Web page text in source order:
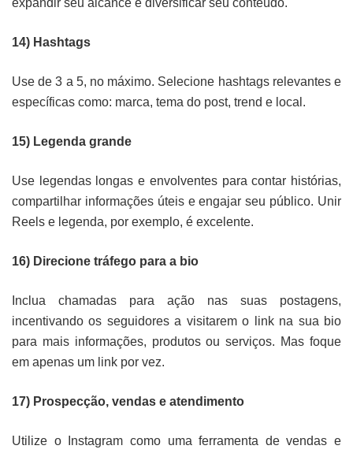
14) Hashtags
Use de 3 a 5, no máximo. Selecione hashtags relevantes e
específicas como: marca, tema do post, trend e local.
15) Legenda grande
Use legendas longas e envolventes para contar histórias,
compartilhar informações úteis e engajar seu público. Unir
Reels e legenda, por exemplo, é excelente.
16) Direcione tráfego para a bio
Inclua chamadas para ação nas suas postagens,
incentivando os seguidores a visitarem o link na sua bio
para mais informações, produtos ou serviços. Mas foque
em apenas um link por vez.
17) Prospecção, vendas e atendimento
Utilize o Instagram como uma ferramenta de vendas e